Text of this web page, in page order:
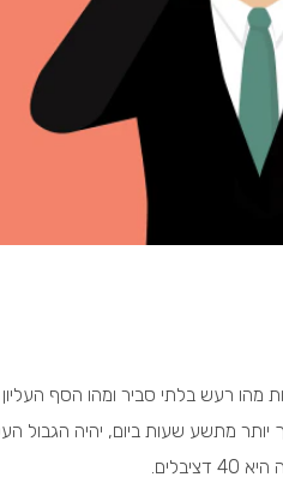
מהו רעש בלתי סביר ומהו הסף